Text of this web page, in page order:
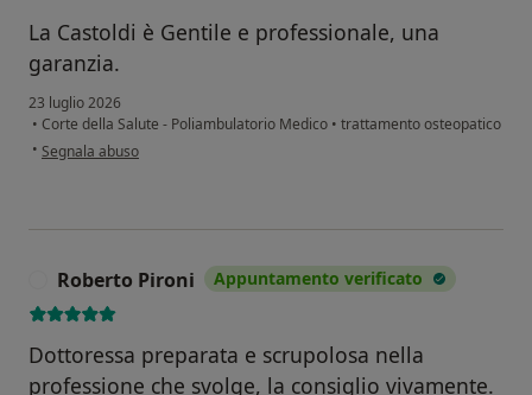
La Castoldi è Gentile e professionale, una
garanzia.
23 luglio 2026
• Corte della Salute - Poliambulatorio Medico • trattamento osteopatico
• secondo l'opinione dell'utente Andrea
Segnala abuso
Roberto Pironi Appuntamento verificato
Dottoressa preparata e scrupolosa nella
professione che svolge, la consiglio vivamente.